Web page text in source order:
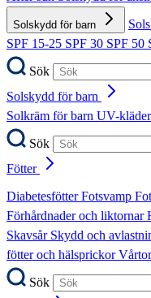
Solskydd för barn
SPF 15-25 SPF 30 SPF 50
Sök
Solskydd för barn
Solkräm för barn UV-
Sök
Fötter
DiabetesfötterFotsvamp
Förhårdnader och liktornar
Skavsår Skydd och
fötter och hälsprickorVårtor
Sök